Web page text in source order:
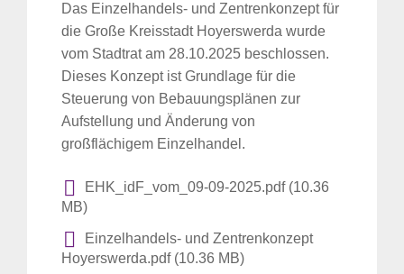
Das Einzelhandels- und Zentrenkonzept für
die Große Kreisstadt Hoyerswerda wurde
vom Stadtrat am 28.10.2025 beschlossen.
Dieses Konzept ist Grundlage für die
Steuerung von Bebauungsplänen zur
Aufstellung und Änderung von
großflächigem Einzelhandel.
EHK_idF_vom_09-09-2025.pdf (10.36
MB)
Einzelhandels- und Zentrenkonzept
Hoyerswerda.pdf (10.36 MB)